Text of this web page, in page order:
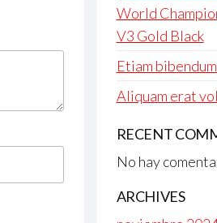
World
V3 Gold Black
Etiam
Aliquam erat
RECENT
No hay
ARCHIVES